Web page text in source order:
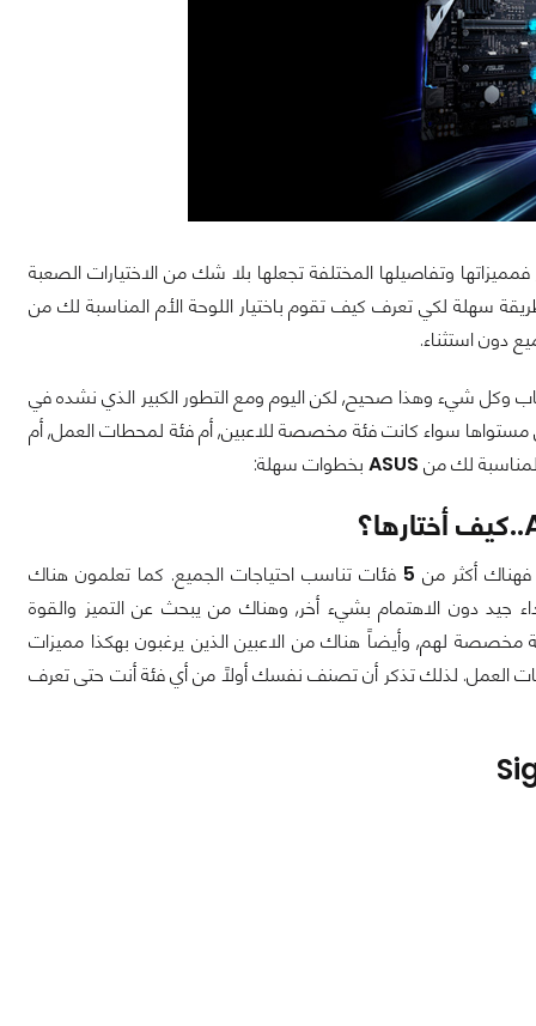
وتفاصيلها المختلفة تجعلها بلا شك من الاختيارات الصعبة
سهلة لكي تعرف كيف تقوم باختيار اللوحة الأم المناسبة لك من
دون استثناء.
وكل شيء وهذا صحيح, لكن اليوم ومع التطور الكبير الذي نشده في
مستواها سواء كانت فئة مخصصة للاعبين, أم فئة لمحطات العمل, أم
لك من ASUS بخطوات سهلة:
أكثر من 5 فئات تناسب احتياجات الجميع. كما تعلمون هناك
جيد دون الاهتمام بشيء أخر, وهناك من يبحث عن التميز والقوة
مخصصة لهم, وأيضاً هناك من الاعبين الذين يرغبون بهكذا مميزات
العمل. لذلك تذكر أن تصنف نفسك أولاً من أي فئة أنت حتى تعرف